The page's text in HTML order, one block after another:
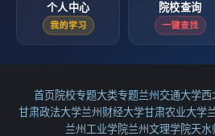
个人中心
我的学习
院校查询
一键查找
首页院校专题大类专题兰州交通大学西
甘肃政法大学兰州财经大学甘肃农业大学
兰州工业学院兰州文理学院天水